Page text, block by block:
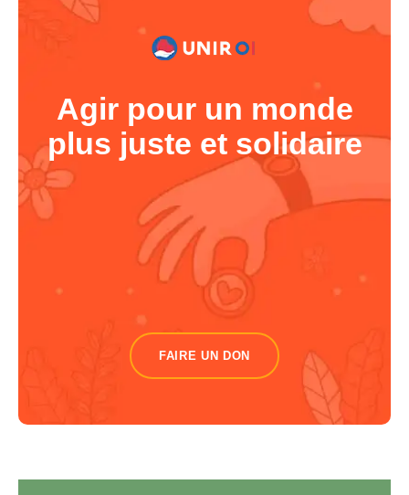
Agir pour un monde
plus juste et solidaire
FAIRE UN DON